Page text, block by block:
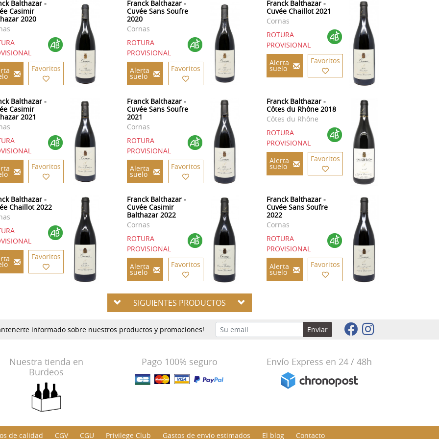
Balthazar -
Casimir
2020
Favoritos
Franck Balthazar -
Cuvée Sans Soufre
2020
Cornas
ROTURA
PROVISIONAL
Alerta
suelo
Favoritos
Franck Balthazar -
Cuvée Chaillot 2021
Cornas
ROTURA
PROVISIONAL
Alerta
suelo
Favoritos
Balthazar -
Casimir
2021
Favoritos
Franck Balthazar -
Cuvée Sans Soufre
2021
Cornas
ROTURA
PROVISIONAL
Alerta
suelo
Favoritos
Franck Balthazar -
Côtes du Rhône 2018
Côtes du Rhône
ROTURA
PROVISIONAL
Alerta
suelo
Favoritos
Balthazar -
Chaillot 2022
Favoritos
Franck Balthazar -
Cuvée Casimir
Balthazar 2022
Cornas
ROTURA
PROVISIONAL
Alerta
suelo
Favoritos
Franck Balthazar -
Cuvée Sans Soufre
2022
Cornas
ROTURA
PROVISIONAL
Alerta
suelo
Favoritos
SIGUIENTES PRODUCTOS
informado sobre nuestros productos y promociones! Enviar
Nuestra tienda en
Burdeos
Pago 100% seguro Envío Express en 24 / 48h
de calidad CGV CGU Privilege Club Gastos de envío estimados El blog Contacto